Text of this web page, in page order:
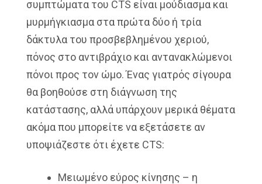
συμπτώματα του CTS είναι μούδιασμα και
μυρμήγκιασμα στα πρώτα δύο ή τρία
δάκτυλα του προσβεβλημένου χεριού,
πόνος στο αντιβράχιο και αντανακλώμενοι
πόνοι προς τον ώμο. Ένας γιατρός σίγουρα
θα βοηθούσε στη διάγνωση της
κατάστασης, αλλά υπάρχουν μερικά θέματα
ακόμα που μπορείτε να εξετάσετε αν
υποψιάζεστε ότι έχετε CTS:
Μειωμένο εύρος κίνησης – η